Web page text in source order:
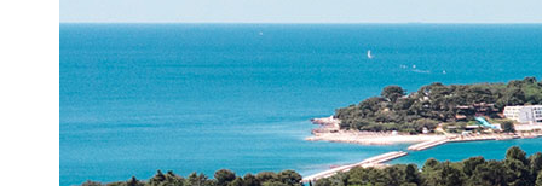
Zavod za poljoprivredu i prehranu
Zavod za ekonomiku i razvoj poljoprivrede
Zavod za turizam
Pokusno poljoprivredno imanje
Zaposlenici
Euraxess